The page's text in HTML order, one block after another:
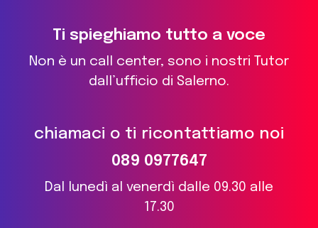
Ti spieghiamo tutto a voce
Non è un call center, sono i nostri Tutor
dall’ufficio di Salerno.
chiamaci o ti ricontattiamo noi
089 0977647
Dal lunedì al venerdì dalle 09.30 alle
17.30